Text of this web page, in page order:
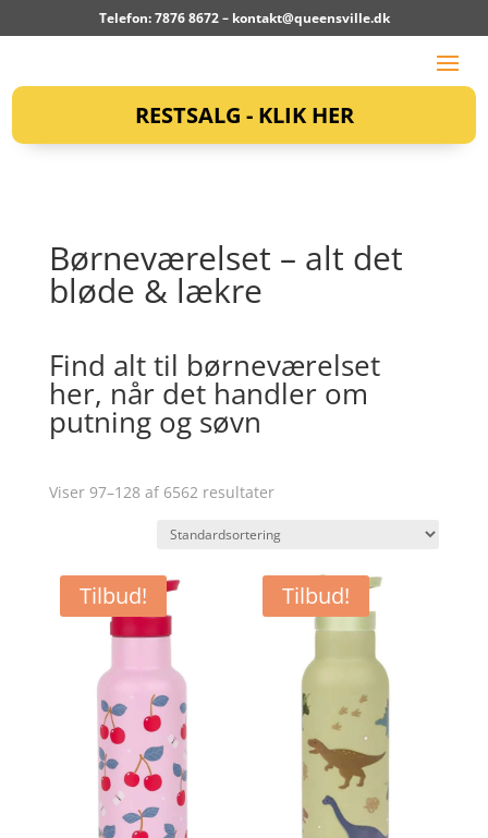
Telefon: 7876 8672 – kontakt@queensville.dk
RESTSALG - KLIK HER
Børneværelset – alt det
bløde & lækre
Find alt til børneværelset
her, når det handler om
putning og søvn
Viser 97–128 af 6562 resultater
Tilbud! Tilbud!